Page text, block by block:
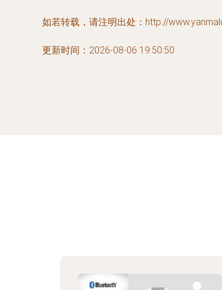
如若转载，请注明出处：http://
更新时间：2026-08-06 19:50:50